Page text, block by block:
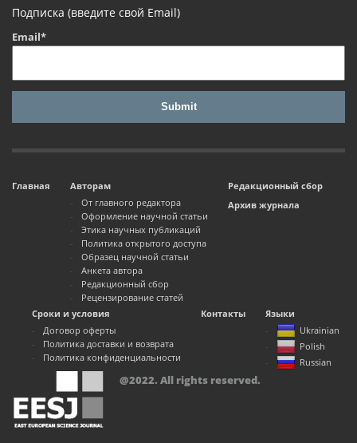
Подписка (введите свой Email)
Email*
Главная
Авторам
От главного редактора
Оформление научной статьи
Этика научных публикаций
Политика открытого доступа
Образец научной статьи
Анкета автора
Редакционный сбор
Рецензирование статей
Редакционный сбор
Архив журнала
Сроки и условия
Договор оферты
Политика доставки и возврата
Политика конфиденциальности
Контакты
Языки
Ukrainian
Polish
Russian
@2022. All rights reserved.